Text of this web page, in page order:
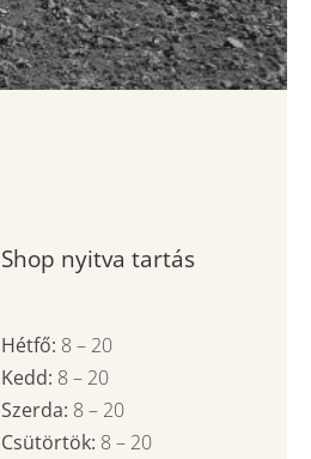
Shop nyitva tartás
Hétfő: 8 – 20
Kedd: 8 – 20
Szerda: 8 – 20
Csütörtök: 8 – 20